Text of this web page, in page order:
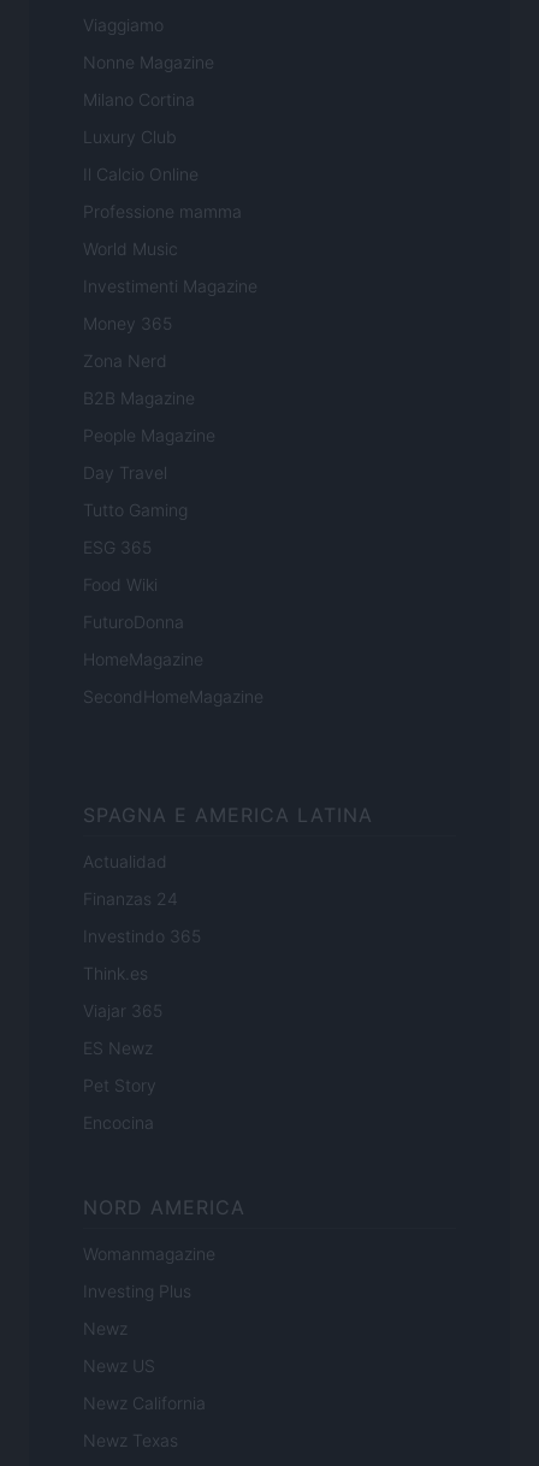
Viaggiamo
Nonne Magazine
Milano Cortina
Luxury Club
Il Calcio Online
Professione mamma
World Music
Investimenti Magazine
Money 365
Zona Nerd
B2B Magazine
People Magazine
Day Travel
Tutto Gaming
ESG 365
Food Wiki
FuturoDonna
HomeMagazine
SecondHomeMagazine
SPAGNA E AMERICA LATINA
Actualidad
Finanzas 24
Investindo 365
Think.es
Viajar 365
ES Newz
Pet Story
Encocina
NORD AMERICA
Womanmagazine
Investing Plus
Newz
Newz US
Newz California
Newz Texas